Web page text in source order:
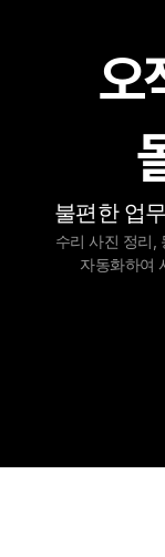
오
불편한 업
수리 사진 정리,
자동화하여